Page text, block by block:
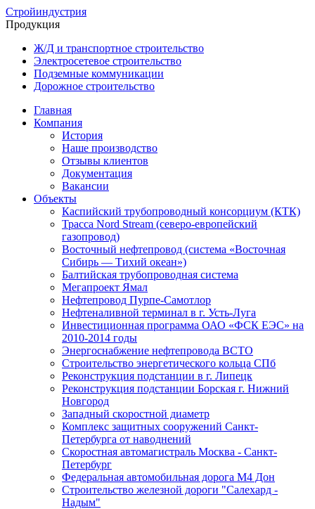
Стройиндустрия
Продукция
Ж/Д и транспортное строительство
Электросетевое строительство
Подземные коммуникации
Дорожное строительство
Главная
Компания
История
Наше производство
Отзывы клиентов
Документация
Вакансии
Объекты
Каспийский трубопроводный консорциум (КТК)
Трасса Nord Stream (северо-европейский
газопровод)
Восточный нефтепровод (система «Восточная
Сибирь — Тихий океан»)
Балтийская трубопроводная система
Мегапроект Ямал
Нефтепровод Пурпе-Самотлор
Нефтеналивной терминал в г. Усть-Луга
Инвестиционная программа ОАО «ФСК ЕЭС» на
2010-2014 годы
Энергоснабжение нефтепровода ВСТО
Строительство энергетического кольца СПб
Реконструкция подстанции в г. Липецк
Реконструкция подстанции Борская г. Нижний
Новгород
Западный скоростной диаметр
Комплекс защитных сооружений Санкт-
Петербурга от наводнений
Скоростная автомагистраль Москва - Санкт-
Петербург
Федеральная автомобильная дорога М4 Дон
Строительство железной дороги "Салехард -
Надым"